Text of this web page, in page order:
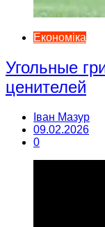
Економіка
Угольные
ценителей
Іван Мазур
09.02.2026
0